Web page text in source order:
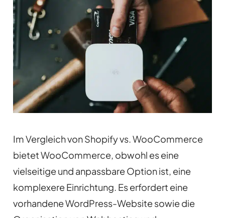
Im Vergleich von Shopify vs. WooCommerce
bietet WooCommerce, obwohl es eine
vielseitige und anpassbare Option ist, eine
komplexere Einrichtung. Es erfordert eine
vorhandene WordPress-Website sowie die